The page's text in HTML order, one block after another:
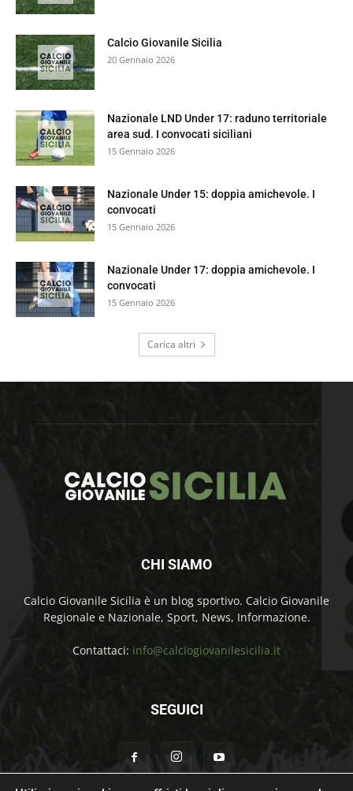
Calcio Giovanile Sicilia
20 Gennaio 2026
Nazionale LND Under 17: raduno territoriale
area sud. I convocati siciliani
15 Gennaio 2026
Nazionale Under 15: doppia amichevole. I
convocati
15 Gennaio 2026
Nazionale Under 17: doppia amichevole. I
convocati
15 Gennaio 2026
Carica altri
CHI SIAMO
Calcio Giovanile Sicilia è un blog sportivo. Calcio Giovanile
Regionale e Nazionale, Sport, News, Informazione.
Contattaci: info@calciogiovanilesicilia.it
SEGUICI